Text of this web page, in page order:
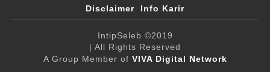
Disclaimer
Info Karir
IntipSeleb ©2019
| All Rights Reserved
A Group Member of VIVA Digital Network